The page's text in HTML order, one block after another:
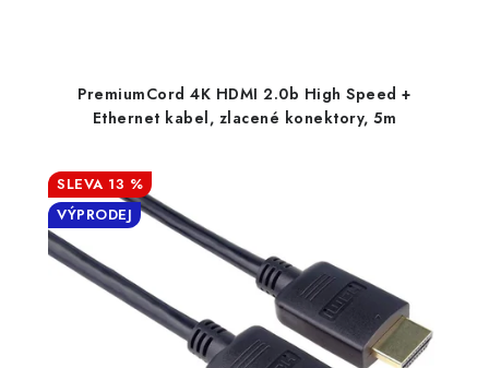
PremiumCord 4K HDMI 2.0b High Speed +
Ethernet kabel, zlacené konektory, 5m
13 %
VÝPRODEJ